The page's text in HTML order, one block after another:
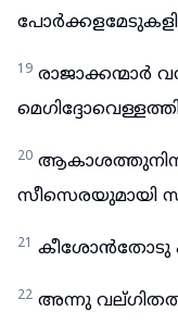
19 രാജാക്കന്മാർ
20
സീസെരയുമായി
21 കീശോൻതോടു
22 അന്നു